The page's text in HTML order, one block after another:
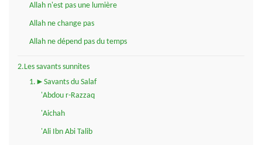
Allah n'est pas une lumière
Allah ne change pas
Allah ne dépend pas du temps
2.Les savants sunnites
1.►Savants du Salaf
'Abdou r-Razzaq
'Aichah
'Ali Ibn Abi Talib